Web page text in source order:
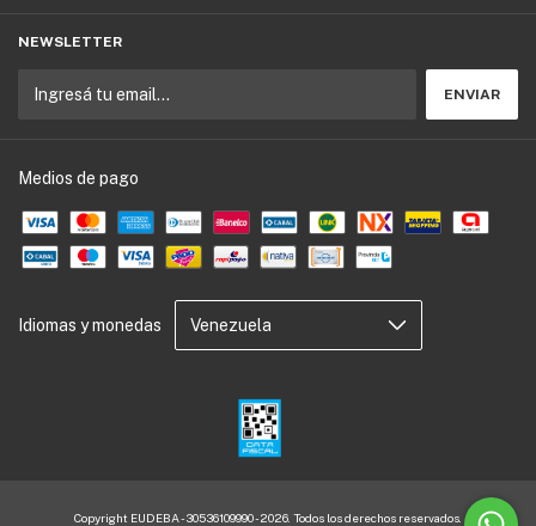
NEWSLETTER
Medios de pago
Idiomas y monedas
Copyright EUDEBA - 30536109990 - 2026. Todos los derechos reservados.